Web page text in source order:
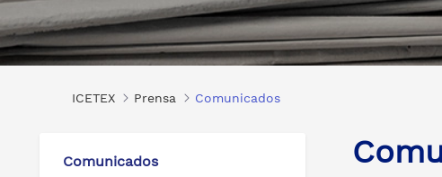
ICETEX Prensa Comunicados
Comunicados